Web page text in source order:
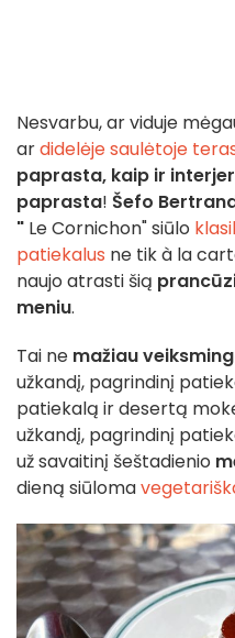
Nesvarbu, ar viduje
ardidelėje saulėtoje
paprasta, kaip ir
paprasta! Šefo
" Le Cornichon" siūlo
patiekalus ne tik à la
naujo atrasti šią
meniu.
Tai ne mažiau
užkandį, pagrindinį
patiekalą ir desertą
užkandį, pagrindinį
už savaitinį šeštadienio
dieną siūloma